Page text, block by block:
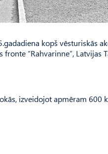
kopš vēsturiskās
“Rahvarinne”, Latvijas
izveidojot apmēram 600